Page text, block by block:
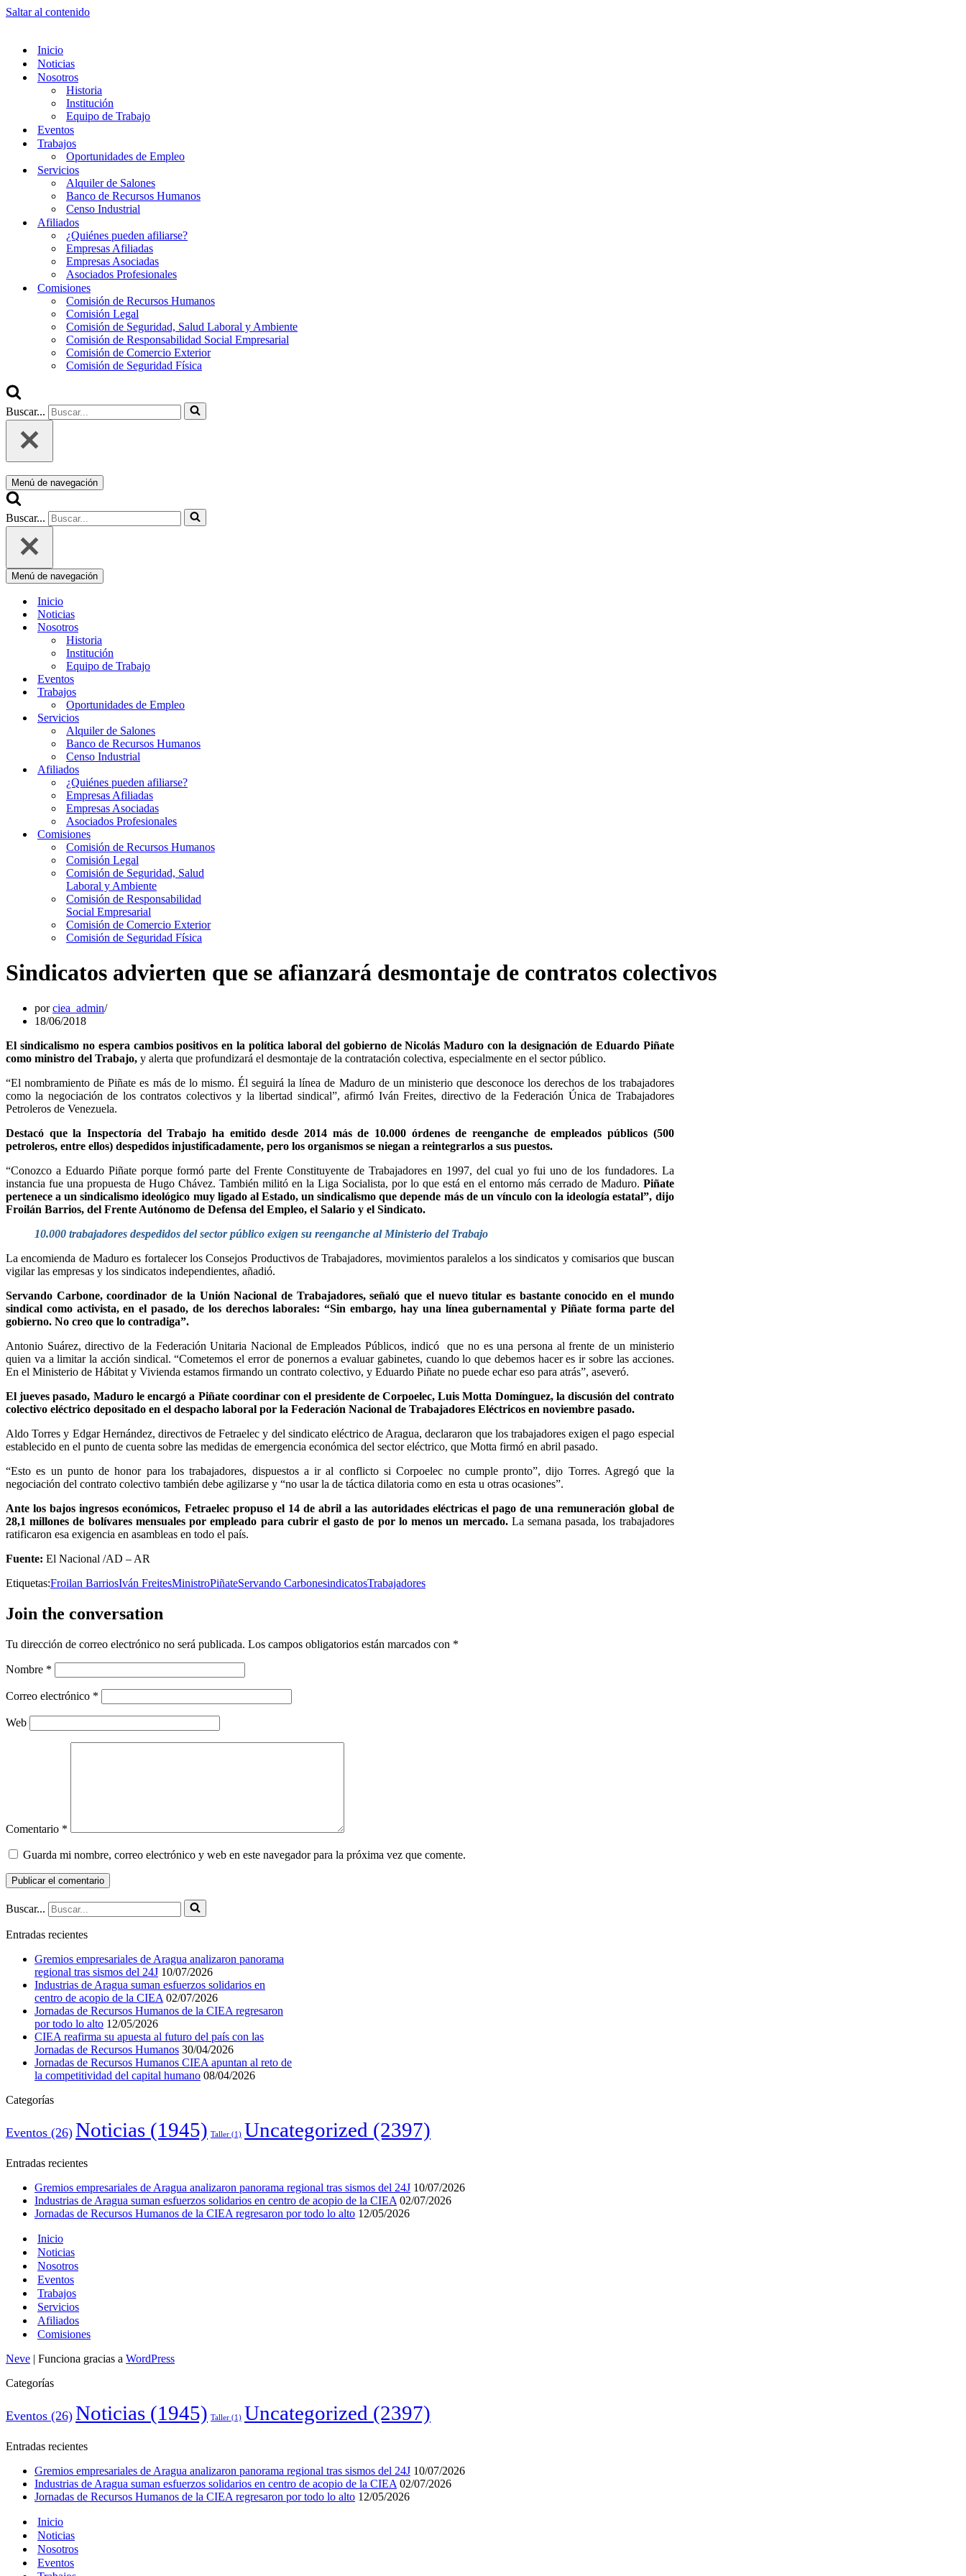
Saltar al contenido
Inicio
Noticias
Nosotros
Historia
Institución
Equipo de Trabajo
Eventos
Trabajos
Oportunidades de Empleo
Servicios
Alquiler de Salones
Banco de Recursos Humanos
Censo Industrial
Afiliados
¿Quiénes pueden afiliarse?
Empresas Afiliadas
Empresas Asociadas
Asociados Profesionales
Comisiones
Comisión de Recursos Humanos
Comisión Legal
Comisión de Seguridad, Salud Laboral y Ambiente
Comisión de Responsabilidad Social Empresarial
Comisión de Comercio Exterior
Comisión de Seguridad Física
Buscar...
Menú de navegación
Buscar...
Menú de navegación
Inicio
Noticias
Nosotros
Historia
Institución
Equipo de Trabajo
Eventos
Trabajos
Oportunidades de Empleo
Servicios
Alquiler de Salones
Banco de Recursos Humanos
Censo Industrial
Afiliados
¿Quiénes pueden afiliarse?
Empresas Afiliadas
Empresas Asociadas
Asociados Profesionales
Comisiones
Comisión de Recursos Humanos
Comisión Legal
Comisión de Seguridad, Salud
Laboral y Ambiente
Comisión de Responsabilidad
Social Empresarial
Comisión de Comercio Exterior
Comisión de Seguridad Física
Sindicatos advierten que se afianzará desmontaje de contratos colectivos
porciea_admin
18/06/2018
El sindicalismo no espera cambios positivos en la política laboral del gobierno de Nicolás Maduro con la designación de Eduardo Piñate
como ministro del Trabajo, y alerta que profundizará el desmontaje de la contratación colectiva, especialmente en el sector público.
“El nombramiento de Piñate es más de lo mismo. Él seguirá la línea de Maduro de un ministerio que desconoce los derechos de los trabajadores
como la negociación de los contratos colectivos y la libertad sindical”, afirmó Iván Freites, directivo de la Federación Única de Trabajadores
Petroleros de Venezuela.
Destacó que la Inspectoría del Trabajo ha emitido desde 2014 más de 10.000 órdenes de reenganche de empleados públicos (500
petroleros, entre ellos) despedidos injustificadamente, pero los organismos se niegan a reintegrarlos a sus puestos.
“Conozco a Eduardo Piñate porque formó parte del Frente Constituyente de Trabajadores en 1997, del cual yo fui uno de los fundadores. La
instancia fue una propuesta de Hugo Chávez. También militó en la Liga Socialista, por lo que está en el entorno más cerrado de Maduro. Piñate
pertenece a un sindicalismo ideológico muy ligado al Estado, un sindicalismo que depende más de un vínculo con la ideología estatal”, dijo
Froilán Barrios, del Frente Autónomo de Defensa del Empleo, el Salario y el Sindicato.
10.000 trabajadores despedidos del sector público exigen su reenganche al Ministerio del Trabajo
La encomienda de Maduro es fortalecer los Consejos Productivos de Trabajadores, movimientos paralelos a los sindicatos y comisarios que buscan
vigilar las empresas y los sindicatos independientes, añadió.
Servando Carbone, coordinador de la Unión Nacional de Trabajadores, señaló que el nuevo titular es bastante conocido en el mundo
sindical como activista, en el pasado, de los derechos laborales: “Sin embargo, hay una línea gubernamental y Piñate forma parte del
gobierno. No creo que lo contradiga”.
Antonio Suárez, directivo de la Federación Unitaria Nacional de Empleados Públicos, indicó que no es una persona al frente de un ministerio
quien va a limitar la acción sindical. “Cometemos el error de ponernos a evaluar gabinetes, cuando lo que debemos hacer es ir sobre las acciones.
En el Ministerio de Hábitat y Vivienda estamos firmando un contrato colectivo, y Eduardo Piñate no puede echar eso para atrás”, aseveró.
El jueves pasado, Maduro le encargó a Piñate coordinar con el presidente de Corpoelec, Luis Motta Domínguez, la discusión del contrato
colectivo eléctrico depositado en el despacho laboral por la Federación Nacional de Trabajadores Eléctricos en noviembre pasado.
Aldo Torres y Edgar Hernández, directivos de Fetraelec y del sindicato eléctrico de Aragua, declararon que los trabajadores exigen el pago especial
establecido en el punto de cuenta sobre las medidas de emergencia económica del sector eléctrico, que Motta firmó en abril pasado.
“Esto es un punto de honor para los trabajadores, dispuestos a ir al conflicto si Corpoelec no cumple pronto”, dijo Torres. Agregó que la
negociación del contrato colectivo también debe agilizarse y “no usar la de táctica dilatoria como en esta u otras ocasiones”.
Ante los bajos ingresos económicos, Fetraelec propuso el 14 de abril a las autoridades eléctricas el pago de una remuneración global de
28,1 millones de bolívares mensuales por empleado para cubrir el gasto de por lo menos un mercado.La semana pasada, los trabajadores
ratificaron esa exigencia en asambleas en todo el país.
Fuente: El Nacional /AD – AR
Etiquetas:Froilan BarriosIván FreitesMinistroPiñateServando CarbonesindicatosTrabajadores
Join the conversation
Tu dirección de correo electrónico no será publicada. Los campos obligatorios están marcados con *
Nombre *
Correo electrónico *
Web
Comentario *
Guarda mi nombre, correo electrónico y web en este navegador para la próxima vez que comente.
Buscar...
Entradas recientes
Gremios empresariales de Aragua analizaron panorama
regional tras sismos del 24J 10/07/2026
Industrias de Aragua suman esfuerzos solidarios en
centro de acopio de la CIEA 02/07/2026
Jornadas de Recursos Humanos de la CIEA regresaron
por todo lo alto 12/05/2026
CIEA reafirma su apuesta al futuro del país con las
Jornadas de Recursos Humanos 30/04/2026
Jornadas de Recursos Humanos CIEA apuntan al reto de
la competitividad del capital humano 08/04/2026
Categorías
Eventos (26) Noticias (1945) Taller (1) Uncategorized (2397)
Entradas recientes
Gremios empresariales de Aragua analizaron panorama regional tras sismos del 24J 10/07/2026
Industrias de Aragua suman esfuerzos solidarios en centro de acopio de la CIEA 02/07/2026
Jornadas de Recursos Humanos de la CIEA regresaron por todo lo alto 12/05/2026
Inicio
Noticias
Nosotros
Eventos
Trabajos
Servicios
Afiliados
Comisiones
Neve | Funciona gracias a WordPress
Categorías
Eventos (26) Noticias (1945) Taller (1) Uncategorized (2397)
Entradas recientes
Gremios empresariales de Aragua analizaron panorama regional tras sismos del 24J 10/07/2026
Industrias de Aragua suman esfuerzos solidarios en centro de acopio de la CIEA 02/07/2026
Jornadas de Recursos Humanos de la CIEA regresaron por todo lo alto 12/05/2026
Inicio
Noticias
Nosotros
Eventos